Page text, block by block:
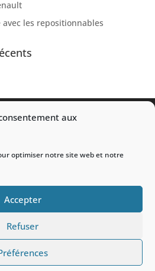
aux
optimiser notre site web et notre
Accepter
Refuser
les repositionnables
par The Shop Design